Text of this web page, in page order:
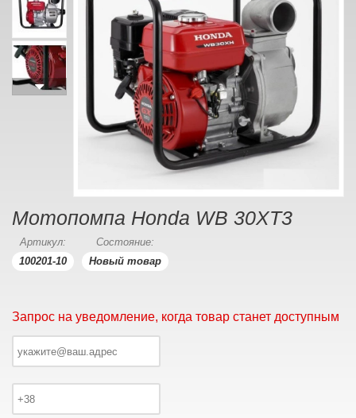
Мотопомпа Honda WB 30XT3
Артикул:
100201-10
Состояние:
Новый товар
Запрос на уведомление, когда товар станет доступным